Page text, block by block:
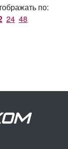
по:
24 48